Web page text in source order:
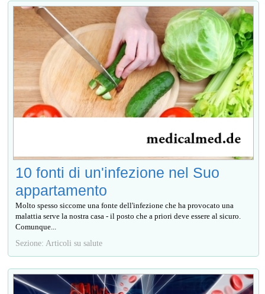
10 fonti di un'infezione nel Suo
appartamento
Molto spesso siccome una fonte dell'infezione che ha provocato una
malattia serve la nostra casa - il posto che a priori deve essere al sicuro.
Comunque...
Sezione: Articoli su salute